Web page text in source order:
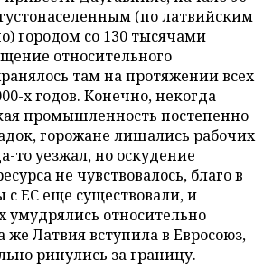
(по латвийским
городом со 130 тысячами
относительного
там на протяжении всех
х годов. Конечно, некогда
промышленность постепенно
горожане лишались рабочих
то уезжал, но оскудение
не чувствовалось, благо в
с ЕС еще существовали, и
умудрялись относительно
же Латвия вступила в Евросоюз,
ринулись за границу.